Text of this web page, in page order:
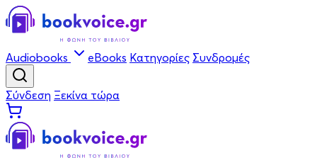
Audiobooks eBooks Κατηγορίες Συνδρομές
Σύνδεση Ξεκίνα τώρα